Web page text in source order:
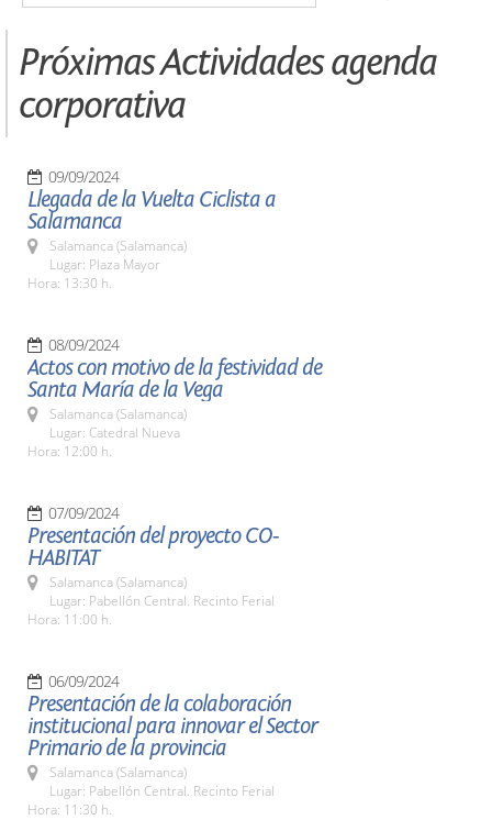
Próximas Actividades agenda
corporativa
09/09/2024
Llegada de la Vuelta Ciclista a
Salamanca
Salamanca (Salamanca)
Lugar: Plaza Mayor
Hora: 13:30 h.
08/09/2024
Actos con motivo de la festividad de
Santa María de la Vega
Salamanca (Salamanca)
Lugar: Catedral Nueva
Hora: 12:00 h.
07/09/2024
Presentación del proyecto CO-
HABITAT
Salamanca (Salamanca)
Lugar: Pabellón Central. Recinto Ferial
Hora: 11:00 h.
06/09/2024
Presentación de la colaboración
institucional para innovar el Sector
Primario de la provincia
Salamanca (Salamanca)
Lugar: Pabellón Central. Recinto Ferial
Hora: 11:30 h.